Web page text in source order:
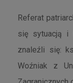
Referat
się sytuacją i
znaleźli się:
Woźniak z